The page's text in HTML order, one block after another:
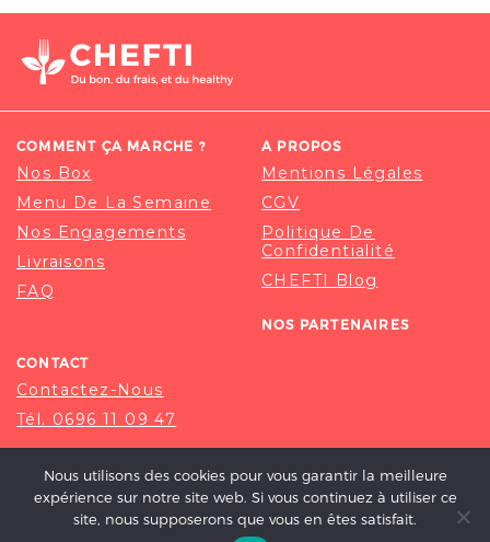
COMMENT ÇA MARCHE ?
Nos Box
Menu De La Semaine
Nos Engagements
Livraisons
FAQ
A PROPOS
Mentions Légales
CGV
Politique De
Confidentialité
CHEFTI Blog
NOS PARTENAIRES
CONTACT
Contactez-Nous
Tél. 0696 11 09 47
Nous utilisons des cookies pour vous garantir la meilleure
expérience sur notre site web. Si vous continuez à utiliser ce
site, nous supposerons que vous en êtes satisfait.